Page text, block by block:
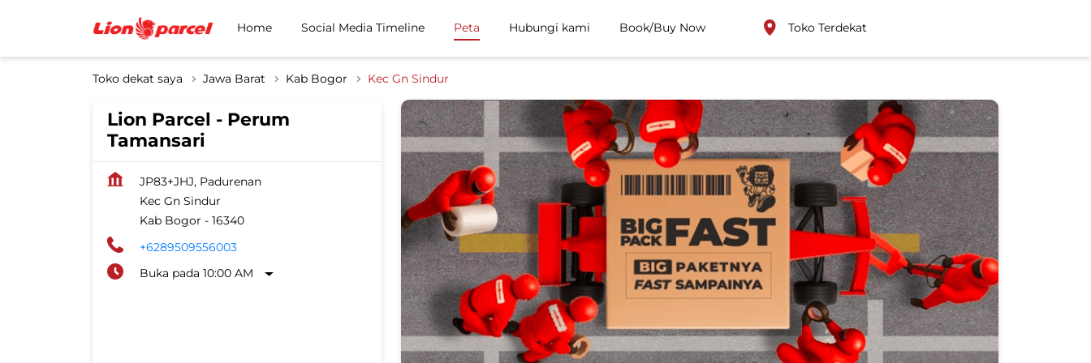
Home Social Media Timeline Peta Hubungi kami Book/Buy Now Toko Terdekat
Toko dekat saya Jawa Barat Kab Bogor Kec Gn Sindur
Lion Parcel - Perum
Tamansari
JP83+JHJ, Padurenan
Kec Gn Sindur
Kab Bogor - 16340
+6289509556003
Buka pada 10:00 AM